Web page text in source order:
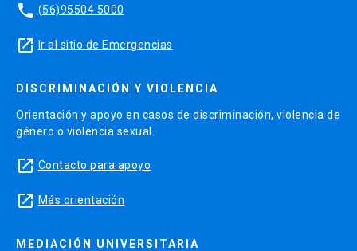
phone (56)95504 5000
launch Ir al sitio de Emergencias
DISCRIMINACIÓN Y VIOLENCIA
Orientación y apoyo en casos de discriminación, violencia de
género o violencia sexual.
launch Contacto para apoyo
launch Más orientación
MEDIACIÓN UNIVERSITARIA